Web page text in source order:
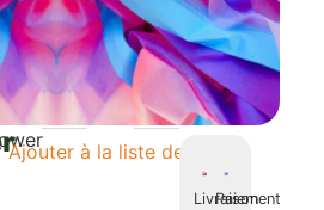
Ajouter à la liste de course
Livraison
Paiement